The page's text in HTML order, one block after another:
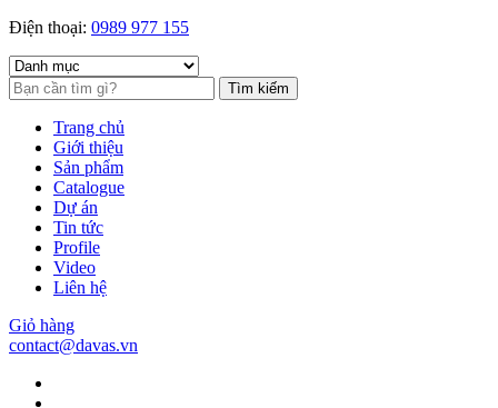
Điện thoại: 0989 977 155
Tìm kiếm
Trang chủ
Giới thiệu
Sản phẩm
Catalogue
Dự án
Tin tức
Profile
Video
Liên hệ
Giỏ hàng
contact@davas.vn